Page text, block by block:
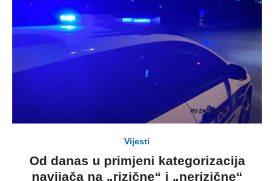
Vijesti
Od danas u primjeni kategorizacija
navijača na „rizične“ i „nerizične“